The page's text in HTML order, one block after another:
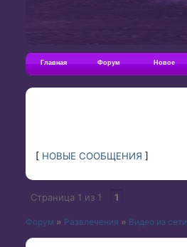
Главная Форум Новое
[ НОВЫЕ СООБЩЕНИЯ ]
Страница 1 из 1 1
Форум » Развлечения » Видео из сети